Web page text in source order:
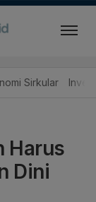
Sirkular
Harus
Dini